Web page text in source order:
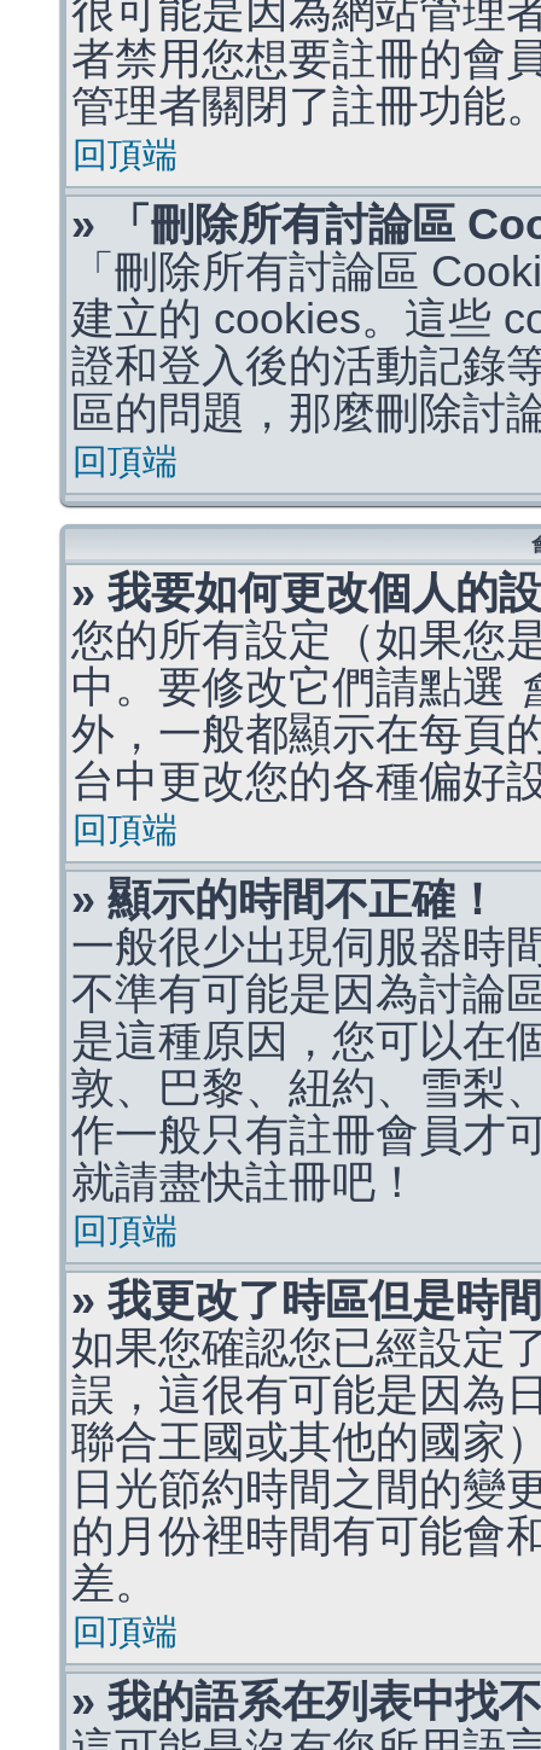
很可能是因為網站管理
者禁用您想要註冊的會
管理者關閉了註冊功能
回頂端
» 「刪除所有討論區
「刪除所有討論區
建立的 cookies。這些
證和登入後的活動記錄
區的問題，那麼刪除討
回頂端
» 我要如何更改個人的
您的所有設定（如果您
中。要修改它們請點選
外，一般都顯示在每頁
台中更改您的各種偏好
回頂端
» 顯示的時間不正確！
一般很少出現伺服器時
不準有可能是因為討論
是這種原因，您可以在
敦、巴黎、紐約、雪梨
作一般只有註冊會員才
就請盡快註冊吧！
回頂端
» 我更改了時區但是時
如果您確認您已經設定
誤，這很有可能是因為
聯合王國或其他的國家
日光節約時間之間的變
的月份裡時間有可能會
差。
回頂端
» 我的語系在列表中找